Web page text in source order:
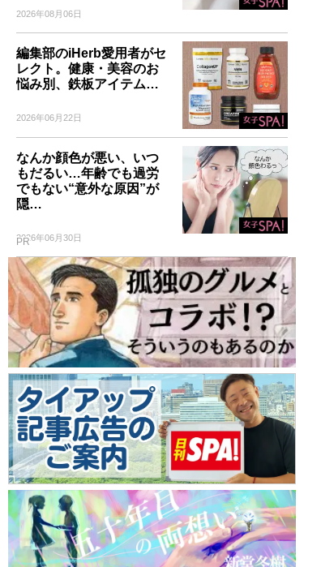
2026年08月06日
編集部のiHerb愛用者がセ
レクト。健康・美容のお
悩み別、鉄板アイテム…
2026年06月22日
なんか顔色が悪い、いつ
もだるい…年齢でも過労
でもない“意外な原因”が
隠…
2026年06月30日
PR